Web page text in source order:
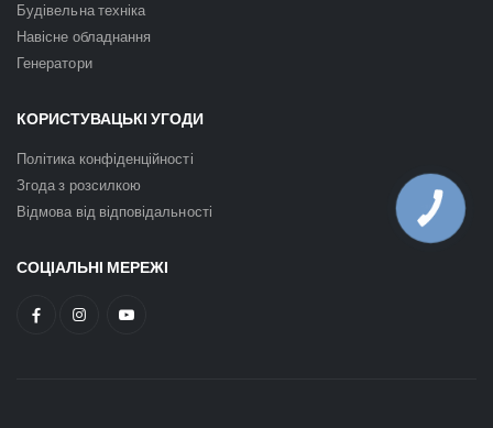
Будівельна техніка
Навісне обладнання
Генератори
КОРИСТУВАЦЬКІ УГОДИ
Політика конфіденційності
Згода з розсилкою
Відмова від відповідальності
СОЦІАЛЬНІ МЕРЕЖІ
КНОПКА
ЗВ'ЯЗКУ